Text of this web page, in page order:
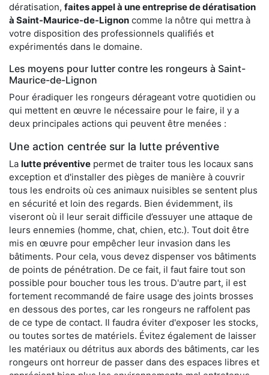
dératisation, faites appel à une entreprise de dératisation
à Saint-Maurice-de-Lignon comme la nôtre qui mettra à
votre disposition des professionnels qualifiés et
expérimentés dans le domaine.
Les moyens pour lutter contre les rongeurs à Saint-
Maurice-de-Lignon
Pour éradiquer les rongeurs dérageant votre quotidien ou
qui mettent en œuvre le nécessaire pour le faire, il y a
deux principales actions qui peuvent être menées :
Une action centrée sur la lutte préventive
La lutte préventive permet de traiter tous les locaux sans
exception et d'installer des pièges de manière à couvrir
tous les endroits où ces animaux nuisibles se sentent plus
en sécurité et loin des regards. Bien évidemment, ils
viseront où il leur serait difficile d’essuyer une attaque de
leurs ennemies (homme, chat, chien, etc.). Tout doit être
mis en œuvre pour empêcher leur invasion dans les
bâtiments. Pour cela, vous devez dispenser vos bâtiments
de points de pénétration. De ce fait, il faut faire tout son
possible pour boucher tous les trous. D'autre part, il est
fortement recommandé de faire usage des joints brosses
en dessous des portes, car les rongeurs ne raffolent pas
de ce type de contact. Il faudra éviter d'exposer les stocks,
ou toutes sortes de matériels. Évitez également de laisser
les matériaux ou détritus aux abords des bâtiments, car les
rongeurs ont horreur de passer dans des espaces libres et